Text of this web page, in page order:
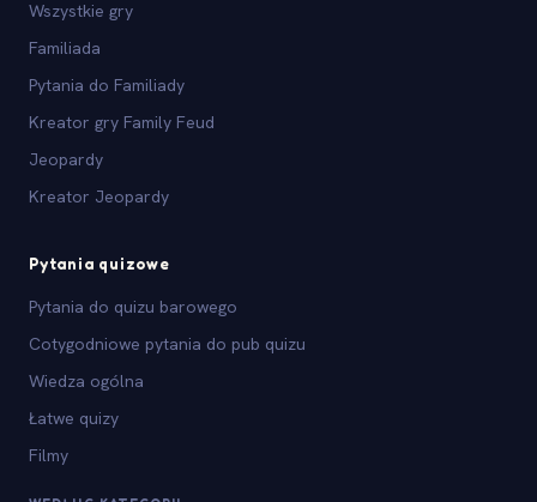
Wszystkie gry
Familiada
Pytania do Familiady
Kreator gry Family Feud
Jeopardy
Kreator Jeopardy
Pytania quizowe
Pytania do quizu barowego
Cotygodniowe pytania do pub quizu
Wiedza ogólna
Łatwe quizy
Filmy